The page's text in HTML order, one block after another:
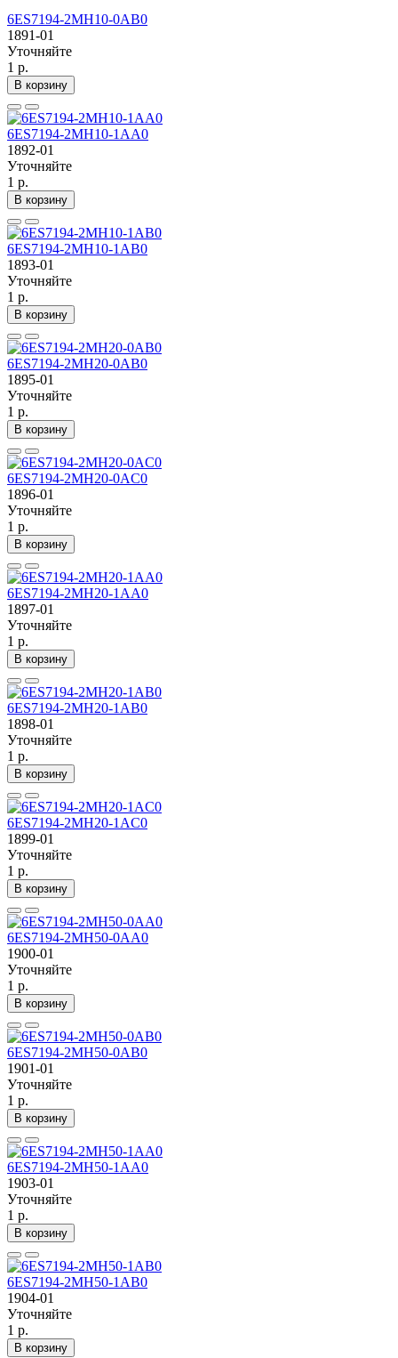
6ES7194-2MH10-0AB0
1891-01
Уточняйте
1 р.
В корзину
6ES7194-2MH10-1AA0
1892-01
Уточняйте
1 р.
В корзину
6ES7194-2MH10-1AB0
1893-01
Уточняйте
1 р.
В корзину
6ES7194-2MH20-0AB0
1895-01
Уточняйте
1 р.
В корзину
6ES7194-2MH20-0AC0
1896-01
Уточняйте
1 р.
В корзину
6ES7194-2MH20-1AA0
1897-01
Уточняйте
1 р.
В корзину
6ES7194-2MH20-1AB0
1898-01
Уточняйте
1 р.
В корзину
6ES7194-2MH20-1AC0
1899-01
Уточняйте
1 р.
В корзину
6ES7194-2MH50-0AA0
1900-01
Уточняйте
1 р.
В корзину
6ES7194-2MH50-0AB0
1901-01
Уточняйте
1 р.
В корзину
6ES7194-2MH50-1AA0
1903-01
Уточняйте
1 р.
В корзину
6ES7194-2MH50-1AB0
1904-01
Уточняйте
1 р.
В корзину